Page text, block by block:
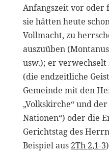
Anfangszeit vor oder
sie hätten heute
Vollmacht, zu
auszuüben
usw.); er
(die endzeitliche
Gemeinde mit den
„Volkskirche“ und
Nationen“) oder die
Gerichtstag des
Beispiel aus 2Th 2,1-3